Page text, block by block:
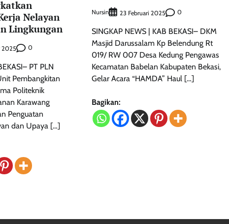
Nelayan
Lingkungan
2025 0
PT PLN
Pembangkitan
Politeknik
Karawang
Penguatan
dan Upaya […]
Nursin 23 Februari 2025 0
SINGKAP NEWS | KAB BEKASI– DKM
Masjid Darussalam Kp Belendung Rt
019/ RW 007 Desa Kedung Pengawas
Kecamatan Babelan Kabupaten Bekasi,
Gelar Acara “HAMDA” Haul […]
Bagikan: